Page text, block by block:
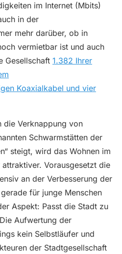
im Internet (Mbits)
in der
mehr darüber, ob in
vermietbar ist und auch
Gesellschaft 1.382 Ihrer
Koaxialkabel und vier
die Verknappung von
Schwarmstätten der
steigt, wird das Wohnen im
Vorausgesetzt die
an der Verbesserung der
für junge Menschen
Aspekt: Passt die Stadt zu
Aufwertung der
kein Selbstläufer und
der Stadtgesellschaft